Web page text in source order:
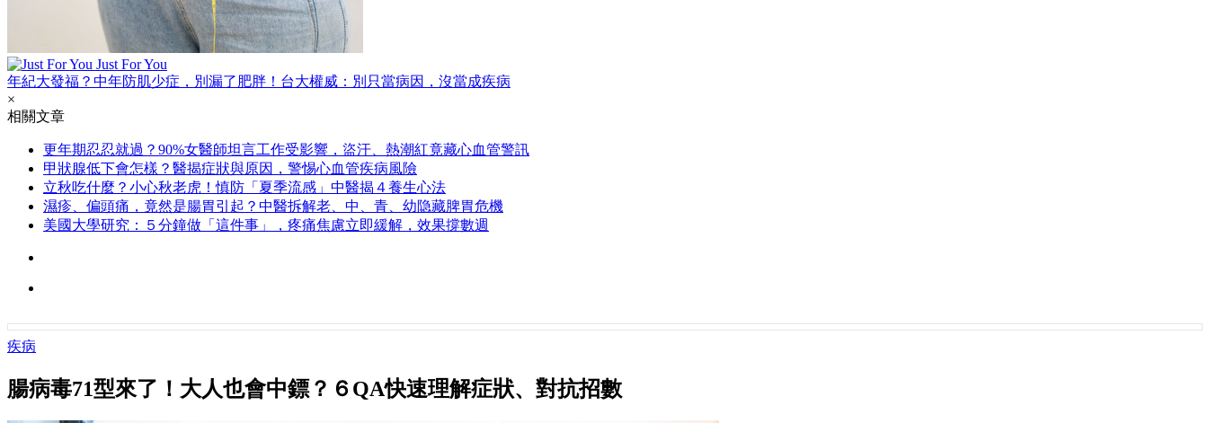
Just For You
年紀大發福？中年防肌少症，別漏了肥胖！台大權威：別只當病因，沒當成疾病
×
相關文章
更年期忍忍就過？90%女醫師坦言工作受影響，盜汗、熱潮紅竟藏心血管警訊
甲狀腺低下會怎樣？醫揭症狀與原因，警惕心血管疾病風險
立秋吃什麼？小心秋老虎！慎防「夏季流感」中醫揭４養生心法
濕疹、偏頭痛，竟然是腸胃引起？中醫拆解老、中、青、幼隐藏脾胃危機
美國大學研究：５分鐘做「這件事」，疼痛焦慮立即緩解，效果撐數週
疾病
腸病毒71型來了！大人也會中鏢？６QA快速理解症狀、對抗招數